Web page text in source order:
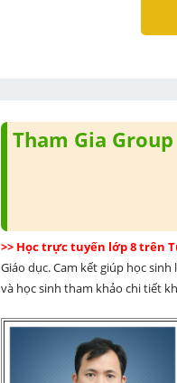
Tham Gia
>> Học trực tuyến lớp 8 trên
Giáo dục. Cam kết giúp học
và học sinh tham khảo chi tiết